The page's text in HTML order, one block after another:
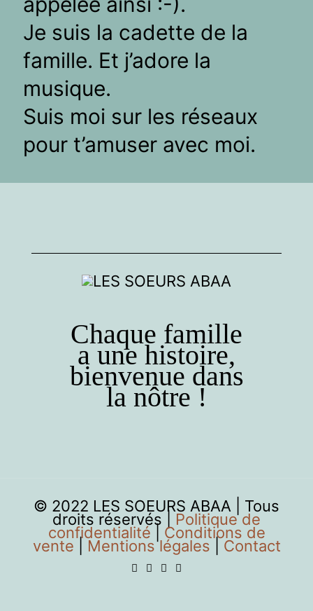
Je suis la cadette de la
famille. Et j’adore la
musique.
Suis moi sur les réseaux
pour t’amuser avec moi.
Chaque famille
a une histoire,
bienvenue dans
la nôtre !
© 2022 LES SOEURS ABAA | Tous
droits réservés | Politique de
confidentialité Conditions de
vente Mentions légales Contact